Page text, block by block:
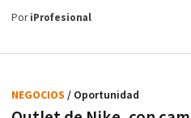
PoriProfesional
NEGOCIOS / Oportunidad